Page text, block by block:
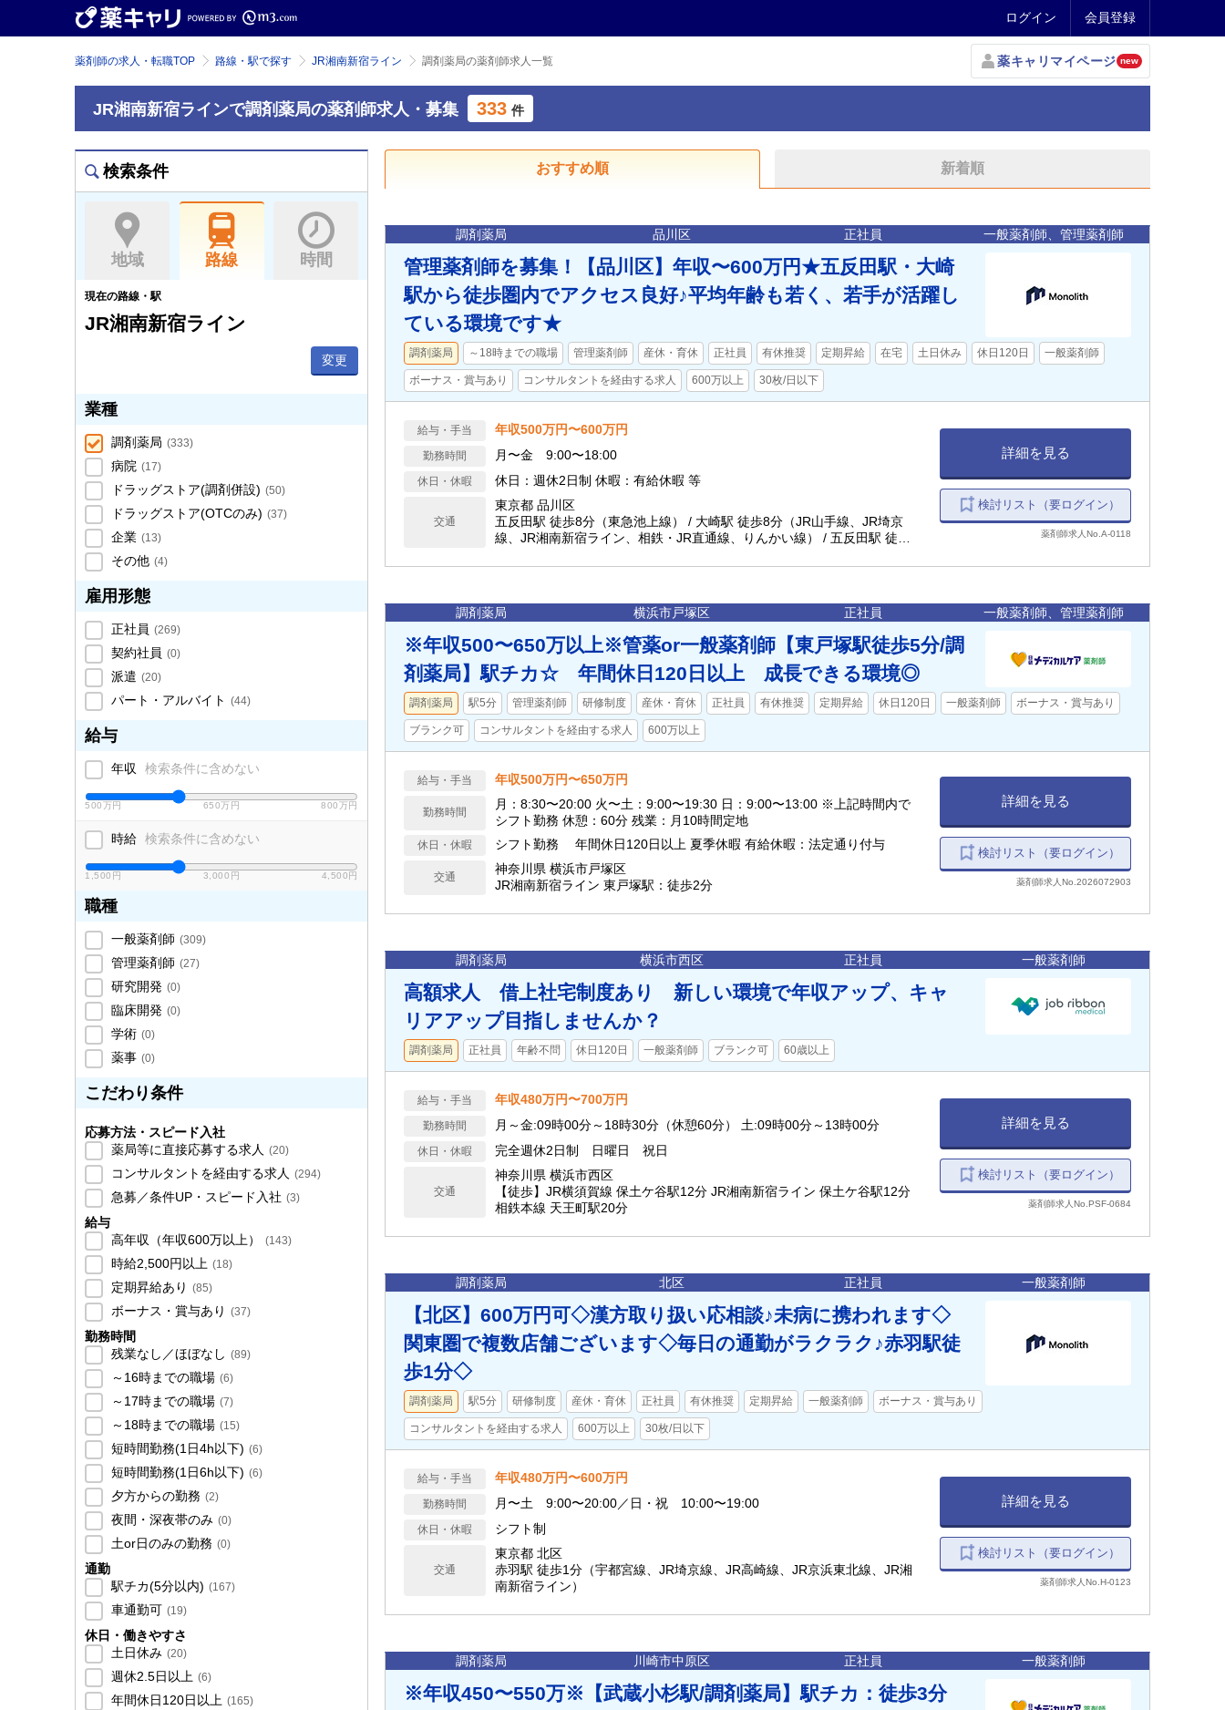
ログイン 会員登録
薬剤師の求人・転職TOP 路線・駅で探す JR湘南新宿ライン 調剤薬局の薬剤師求人一覧 薬キャリマイページ new
JR湘南新宿ラインで調剤薬局の薬剤師求人・募集 333 件
検索条件
地域 路線 時間
現在の路線・駅
JR湘南新宿ライン
変更
業種
調剤薬局 (333)
病院 (17)
ドラッグストア(調剤併設) (50)
ドラッグストア(OTCのみ) (37)
企業 (13)
その他 (4)
雇用形態
正社員 (269)
契約社員 (0)
派遣 (20)
パート・アルバイト (44)
給与
年収 検索条件に含めない
500万円 650万円 800万円
時給 検索条件に含めない
1,500円 3,000円 4,500円
職種
一般薬剤師 (309)
管理薬剤師 (27)
研究開発 (0)
臨床開発 (0)
学術 (0)
薬事 (0)
こだわり条件
応募方法・スピード入社
薬局等に直接応募する求人 (20)
コンサルタントを経由する求人 (294)
急募／条件UP・スピード入社 (3)
給与
高年収（年収600万以上）
(143)
時給2,500円以上 (18)
定期昇給あり (85)
ボーナス・賞与あり (37)
勤務時間
残業なし／ほぼなし (89)
～16時までの職場 (6)
～17時までの職場 (7)
～18時までの職場 (15)
短時間勤務(1日4h以下) (6)
短時間勤務(1日6h以下) (6)
夕方からの勤務 (2)
夜間・深夜帯のみ (0)
土or日のみの勤務 (0)
通勤
駅チカ(5分以内) (167)
車通勤可 (19)
休日・働きやすさ
土日休み (20)
週休2.5日以上 (6)
年間休日120日以上 (165)
おすすめ順 新着順
調剤薬局 品川区 正社員 一般薬剤師、管理薬剤師
管理薬剤師を募集！【品川区】年収〜600万円★五反田駅・大崎
駅から徒歩圏内でアクセス良好♪平均年齢も若く、若手が活躍し
ている環境です★
調剤薬局 ～18時までの職場 管理薬剤師 産休・育休 正社員 有休推奨 定期昇給 在宅 土日休み 休日120日 一般薬剤師
ボーナス・賞与あり コンサルタントを経由する求人 600万以上 30枚/日以下
給与・手当 年収500万円〜600万円
勤務時間 月〜金 9:00〜18:00
休日・休暇 休日：週休2日制 休暇：有給休暇 等
交通
東京都 品川区
五反田駅 徒歩8分（東急池上線） / 大崎駅 徒歩8分（JR山手線、JR埼京
線、JR湘南新宿ライン、相鉄・JR直通線、りんかい線） / 五反田駅 徒歩8
詳細を見る
検討リスト（要ログイン）
薬剤師求人No.A-0118
調剤薬局 横浜市戸塚区 正社員 一般薬剤師、管理薬剤師
※年収500〜650万以上※管薬or一般薬剤師【東戸塚駅徒歩5分/調
剤薬局】駅チカ☆ 年間休日120日以上 成長できる環境◎
調剤薬局 駅5分 管理薬剤師 研修制度 産休・育休 正社員 有休推奨 定期昇給 休日120日 一般薬剤師 ボーナス・賞与あり
ブランク可 コンサルタントを経由する求人 600万以上
給与・手当 年収500万円〜650万円
勤務時間
月：8:30〜20:00 火〜土：9:00〜19:30 日：9:00〜13:00 ※上記時間内で
シフト勤務 休憩：60分 残業：月10時間定地
休日・休暇 シフト勤務 年間休日120日以上 夏季休暇 有給休暇：法定通り付与
交通
神奈川県 横浜市戸塚区
JR湘南新宿ライン 東戸塚駅：徒歩2分
詳細を見る
検討リスト（要ログイン）
薬剤師求人No.2026072903
調剤薬局 横浜市西区 正社員 一般薬剤師
高額求人 借上社宅制度あり 新しい環境で年収アップ、キャ
リアアップ目指しませんか？
調剤薬局 正社員 年齢不問 休日120日 一般薬剤師 ブランク可 60歳以上
給与・手当 年収480万円〜700万円
勤務時間 月～金:09時00分～18時30分（休憩60分） 土:09時00分～13時00分
休日・休暇 完全週休2日制 日曜日 祝日
交通
神奈川県 横浜市西区
【徒歩】JR横須賀線 保土ケ谷駅12分 JR湘南新宿ライン 保土ケ谷駅12分
相鉄本線 天王町駅20分
詳細を見る
検討リスト（要ログイン）
薬剤師求人No.PSF-0684
調剤薬局 北区 正社員 一般薬剤師
【北区】600万円可◇漢方取り扱い応相談♪未病に携われます◇
関東圏で複数店舗ございます◇毎日の通勤がラクラク♪赤羽駅徒
歩1分◇
調剤薬局 駅5分 研修制度 産休・育休 正社員 有休推奨 定期昇給 一般薬剤師 ボーナス・賞与あり
コンサルタントを経由する求人 600万以上 30枚/日以下
給与・手当 年収480万円〜600万円
勤務時間 月〜土 9:00〜20:00／日・祝 10:00〜19:00
休日・休暇 シフト制
交通
東京都 北区
赤羽駅 徒歩1分（宇都宮線、JR埼京線、JR高崎線、JR京浜東北線、JR湘
南新宿ライン）
詳細を見る
検討リスト（要ログイン）
薬剤師求人No.H-0123
調剤薬局 川崎市中原区 正社員 一般薬剤師
※年収450〜550万※【武蔵小杉駅/調剤薬局】駅チカ：徒歩3分